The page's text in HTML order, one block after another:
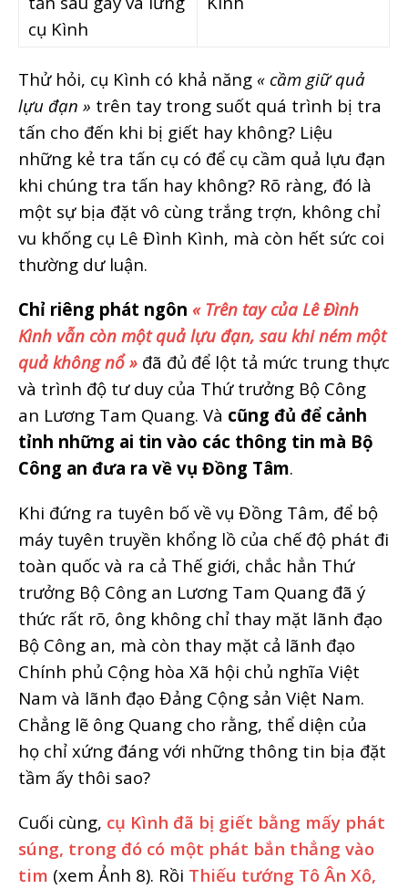
cụ Kình
Thử hỏi, cụ Kình có khả năng « cầm giữ quả
lựu đạn » trên tay trong suốt quá trình bị tra
tấn cho đến khi bị giết hay không? Liệu
những kẻ tra tấn cụ có để cụ cầm quả lựu đạn
khi chúng tra tấn hay không? Rõ ràng, đó là
một sự bịa đặt vô cùng trắng trợn, không chỉ
vu khống cụ Lê Đình Kình, mà còn hết sức coi
thường dư luận.
Chỉ riêng phát ngôn « Trên tay của Lê Đình
Kình vẫn còn một quả lựu đạn, sau khi ném một
quả không nổ » đã đủ để lột tả mức trung thực
và trình độ tư duy của Thứ trưởng Bộ Công
an Lương Tam Quang. Và cũng đủ để cảnh
tỉnh những ai tin vào các thông tin mà Bộ
Công an đưa ra về vụ Đồng Tâm.
Khi đứng ra tuyên bố về vụ Đồng Tâm, để bộ
máy tuyên truyền khổng lồ của chế độ phát đi
toàn quốc và ra cả Thế giới, chắc hẳn Thứ
trưởng Bộ Công an Lương Tam Quang đã ý
thức rất rõ, ông không chỉ thay mặt lãnh đạo
Bộ Công an, mà còn thay mặt cả lãnh đạo
Chính phủ Cộng hòa Xã hội chủ nghĩa Việt
Nam và lãnh đạo Đảng Cộng sản Việt Nam.
Chẳng lẽ ông Quang cho rằng, thể diện của
họ chỉ xứng đáng với những thông tin bịa đặt
tầm ấy thôi sao?
Cuối cùng, cụ Kình đã bị giết bằng mấy phát
súng, trong đó có một phát bắn thẳng vào
tim (xem Ảnh 8). Rồi Thiếu tướng Tô Ân Xô,